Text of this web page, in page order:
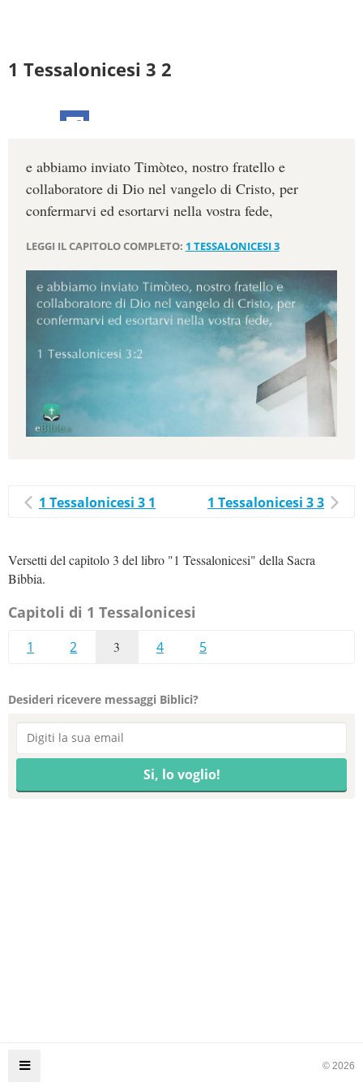
1 Tessalonicesi 3 2
e abbiamo inviato Timòteo, nostro fratello e
collaboratore di Dio nel vangelo di Cristo, per
confermarvi ed esortarvi nella vostra fede,
LEGGI IL CAPITOLO COMPLETO: 1 TESSALONICESI 3
1 Tessalonicesi 3 1 1 Tessalonicesi 3 3
Versetti del capitolo 3 del libro "1 Tessalonicesi" della Sacra
Bibbia.
Capitoli di 1 Tessalonicesi
1 2 3 4 5
Desideri ricevere messaggi Biblici?
© 2026